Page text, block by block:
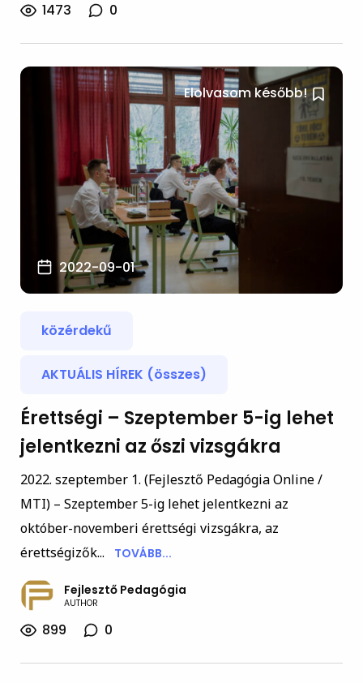
1473 0
Elolvasom később!
2022-09-01
közérdekű
AKTUÁLIS HÍREK (összes)
Érettségi – Szeptember 5-ig lehet
jelentkezni az őszi vizsgákra
2022. szeptember 1. (Fejlesztő Pedagógia Online /
MTI) – Szeptember 5-ig lehet jelentkezni az
október-novemberi érettségi vizsgákra, az
érettségizők...
TOVÁBB...
Fejlesztő Pedagógia
AUTHOR
899 0